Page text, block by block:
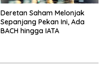
Deretan Saham Melonjak
Sepanjang Pekan Ini, Ada
BACH hingga IATA